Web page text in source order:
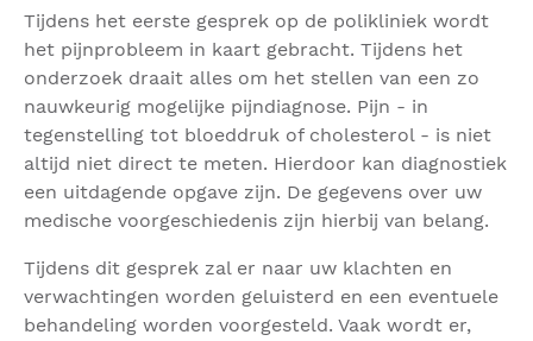
Tijdens het eerste gesprek op de polikliniek wordt
het pijnprobleem in kaart gebracht. Tijdens het
onderzoek draait alles om het stellen van een zo
nauwkeurig mogelijke pijndiagnose. Pijn - in
tegenstelling tot bloeddruk of cholesterol - is niet
altijd niet direct te meten. Hierdoor kan diagnostiek
een uitdagende opgave zijn. De gegevens over uw
medische voorgeschiedenis zijn hierbij van belang.
Tijdens dit gesprek zal er naar uw klachten en
verwachtingen worden geluisterd en een eventuele
behandeling worden voorgesteld. Vaak wordt er,